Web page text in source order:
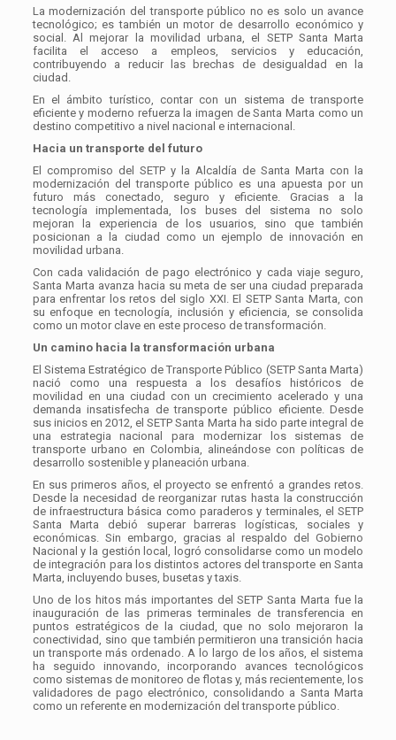
La modernización del transporte público no es solo un avance
tecnológico; es también un motor de desarrollo económico y
social. Al mejorar la movilidad urbana, el SETP Santa Marta
facilita el acceso a empleos, servicios y educación,
contribuyendo a reducir las brechas de desigualdad en la
ciudad.
En el ámbito turístico, contar con un sistema de transporte
eficiente y moderno refuerza la imagen de Santa Marta como un
destino competitivo a nivel nacional e internacional.
Hacia un transporte del futuro
El compromiso del SETP y la Alcaldía de Santa Marta con la
modernización del transporte público es una apuesta por un
futuro más conectado, seguro y eficiente. Gracias a la
tecnología implementada, los buses del sistema no solo
mejoran la experiencia de los usuarios, sino que también
posicionan a la ciudad como un ejemplo de innovación en
movilidad urbana.
Con cada validación de pago electrónico y cada viaje seguro,
Santa Marta avanza hacia su meta de ser una ciudad preparada
para enfrentar los retos del siglo XXI. El SETP Santa Marta, con
su enfoque en tecnología, inclusión y eficiencia, se consolida
como un motor clave en este proceso de transformación.
Un camino hacia la transformación urbana
El Sistema Estratégico de Transporte Público (SETP Santa Marta)
nació como una respuesta a los desafíos históricos de
movilidad en una ciudad con un crecimiento acelerado y una
demanda insatisfecha de transporte público eficiente. Desde
sus inicios en 2012, el SETP Santa Marta ha sido parte integral de
una estrategia nacional para modernizar los sistemas de
transporte urbano en Colombia, alineándose con políticas de
desarrollo sostenible y planeación urbana.
En sus primeros años, el proyecto se enfrentó a grandes retos.
Desde la necesidad de reorganizar rutas hasta la construcción
de infraestructura básica como paraderos y terminales, el SETP
Santa Marta debió superar barreras logísticas, sociales y
económicas. Sin embargo, gracias al respaldo del Gobierno
Nacional y la gestión local, logró consolidarse como un modelo
de integración para los distintos actores del transporte en Santa
Marta, incluyendo buses, busetas y taxis.
Uno de los hitos más importantes del SETP Santa Marta fue la
inauguración de las primeras terminales de transferencia en
puntos estratégicos de la ciudad, que no solo mejoraron la
conectividad, sino que también permitieron una transición hacia
un transporte más ordenado. A lo largo de los años, el sistema
ha seguido innovando, incorporando avances tecnológicos
como sistemas de monitoreo de flotas y, más recientemente, los
validadores de pago electrónico, consolidando a Santa Marta
como un referente en modernización del transporte público.